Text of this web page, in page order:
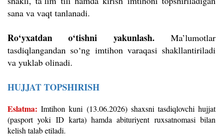
sana va vaqt tanlanadi.
Ro‘yxatdan o‘tishni yakunlash. Ma’lumotlar
tasdiqlangandan so‘ng imtihon varaqasi shakllantiriladi
va yuklab olinadi.
HUJJAT TOPSHIRISH
Eslatma:Imtihon kuni (13.06.2026) shaxsni tasdiqlovchi hujjat
(pasport yoki ID karta) hamda abituriyent ruxsatnomasi bilan
kelish talab etiladi.